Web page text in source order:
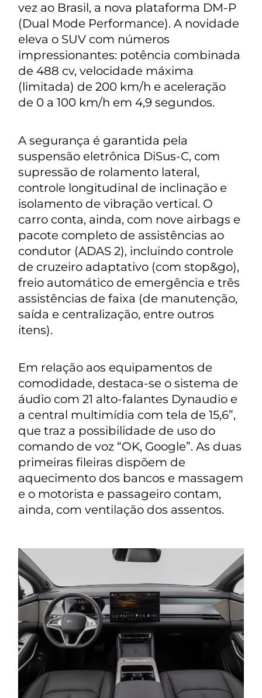
vez ao Brasil, a nova plataforma DM-P
(Dual Mode Performance). A novidade
eleva o SUV com números
impressionantes: potência combinada
de 488 cv, velocidade máxima
(limitada) de 200 km/h e aceleração
de 0 a 100 km/h em 4,9 segundos.
A segurança é garantida pela
suspensão eletrônica DiSus-C, com
supressão de rolamento lateral,
controle longitudinal de inclinação e
isolamento de vibração vertical. O
carro conta, ainda, com nove airbags e
pacote completo de assistências ao
condutor (ADAS 2), incluindo controle
de cruzeiro adaptativo (com stop&go),
freio automático de emergência e três
assistências de faixa (de manutenção,
saída e centralização, entre outros
itens).
Em relação aos equipamentos de
comodidade, destaca-se o sistema de
áudio com 21 alto-falantes Dynaudio e
a central multimídia com tela de 15,6”,
que traz a possibilidade de uso do
comando de voz “OK, Google”. As duas
primeiras fileiras dispõem de
aquecimento dos bancos e massagem
e o motorista e passageiro contam,
ainda, com ventilação dos assentos.